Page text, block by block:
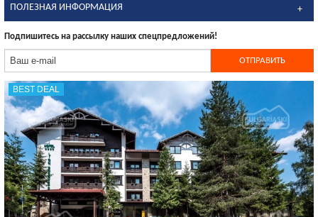
ПОЛЕЗНАЯ ИНФОРМАЦИЯ
Подпишитесь на рассылку наших спецпредложений!
BEST DEAL